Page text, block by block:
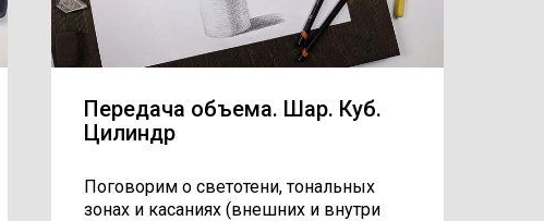
Передача объема. Шар. Куб.
Цилиндр
Поговорим о светотени, тональных
зонах и касаниях (внешних и внутри